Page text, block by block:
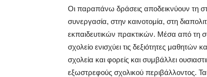
Οι παραπάνω δράσεις αποδεικνύουν τη
συνεργασία, στην καινοτομία, στη
εκπαιδευτικών πρακτικών. Μέσα από τη
σχολείο ενισχύει τις δεξιότητες
σχολεία και φορείς και συμβάλλει
εξωστρεφούς σχολικού περιβάλλοντος.